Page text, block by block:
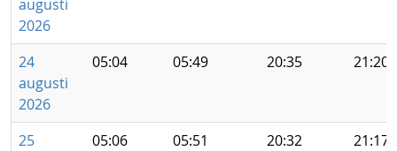
augusti
2026
24
augusti
2026
05:04 05:49 20:35 21:20
25
05:06 05:51 20:32 21:17